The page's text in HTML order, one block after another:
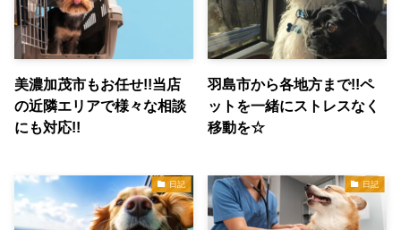
美濃加茂市もお任せ!!当店
の近隣エリアで様々な相談
にも対応!!
羽島市から各地方まで!!ペ
ットを一緒にストレスなく
移動を☆
日記 日記